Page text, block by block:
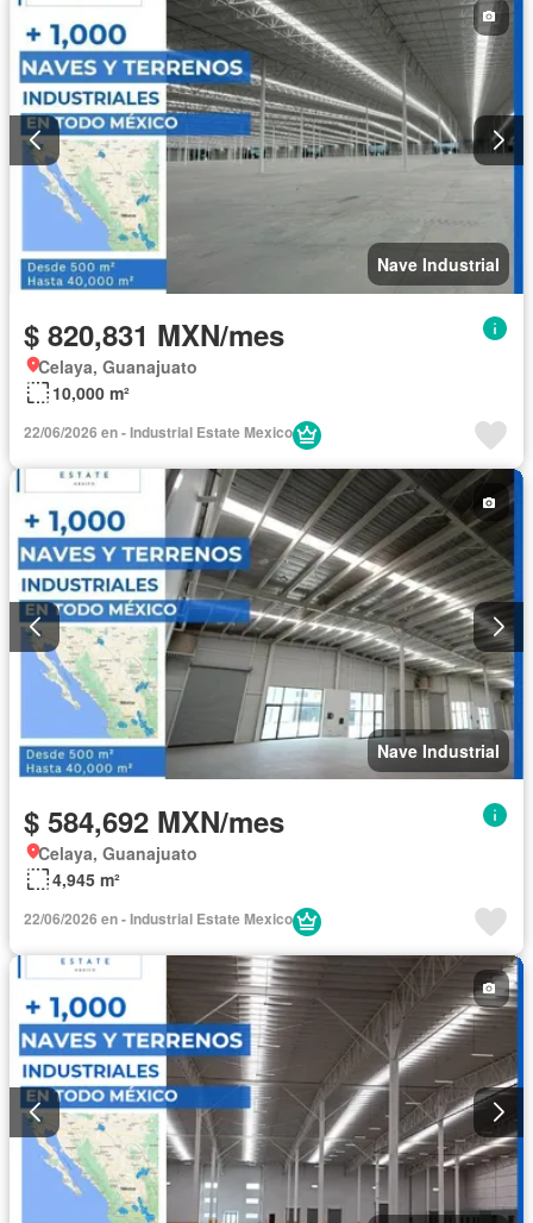
Nave Industrial
$ 820,831 MXN/mes
Celaya, Guanajuato
10,000 m²
22/06/2026 en - Industrial Estate Mexico
Nave Industrial
$ 584,692 MXN/mes
Celaya, Guanajuato
4,945 m²
22/06/2026 en - Industrial Estate Mexico